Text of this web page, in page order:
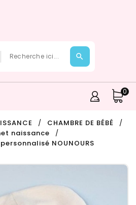
0
CHAMBRE DE BÉBÉ
naissance
NOUNOURS